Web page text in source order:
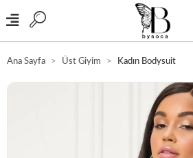
Ana Sayfa Üst Giyim Kadın Bodysuit